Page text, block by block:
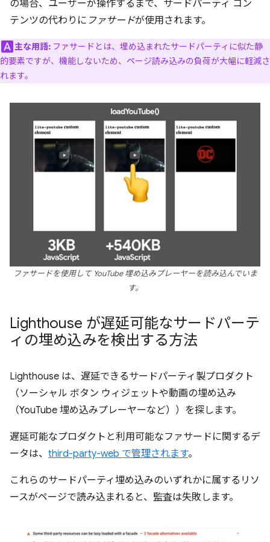
の場合、ユーザーが操作するまで、サードパーティ コン
テンツの代わりに ファサードが使用されます。
主な用語: ファサード とは、埋め込まれたサードパーティに似た静
的要素ですが、機能しないため、ページ読み込みの負荷が大幅に軽減さ
れます。
ファサードを使用して YouTube 埋め込みプレーヤーを読み込んでいま
す。
Lighthouse が遅延可能なサードパーテ
ィの埋め込みを検出する方法
Lighthouse は、遅延できるサードパーティ製プロダクト
（ソーシャル ボタン ウィジェットや動画の埋め込み
（YouTube 埋め込みプレーヤーなど））を探します。
遅延可能なプロダクトと利用可能なファサードに関するデ
ータは、 third-party-web で管理されます。
これらのサードパーティ埋め込みのいずれかに属するリソ
ースがページで読み込まれると、監査は失敗します。